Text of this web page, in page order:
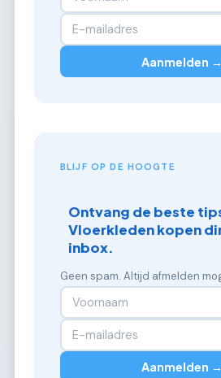
Aanmelden →
BLIJF OP DE HOOGTE
Ontvang de beste
Vloerkleden kopen
inbox.
Geen spam. Altijd afmelden
Aanmelden →